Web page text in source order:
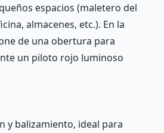
espacios (maletero del
almacenes, etc.). En la
de una obertura para
un piloto rojo luminoso
y balizamiento, ideal para